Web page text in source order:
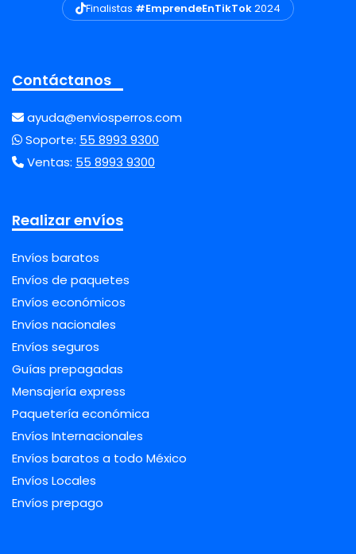
Finalistas #EmprendeEnTikTok2024
Contáctanos
ayuda@enviosperros.com
Soporte: 55 8993 9300
Ventas: 55 8993 9300
Realizar envíos
Envíos baratos
Envíos de paquetes
Envíos económicos
Envíos nacionales
Envíos seguros
Guías prepagadas
Mensajería express
Paquetería económica
Envíos Internacionales
Envíos baratos a todo México
Envíos Locales
Envíos prepago